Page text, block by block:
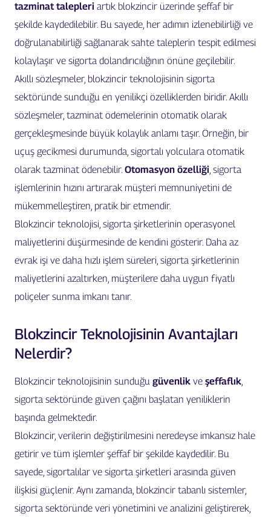
tazminat talepleri artık blokzincir üzerinde şeffaf bir
şekilde kaydedilebilir. Bu sayede, her adımın izlenebilirliği ve
doğrulanabilirliği sağlanarak sahte taleplerin tespit edilmesi
kolaylaşır ve sigorta dolandırıcılığının önüne geçilebilir.
Akıllı sözleşmeler, blokzincir teknolojisinin sigorta
sektöründe sunduğu en yenilikçi özelliklerden biridir. Akıllı
sözleşmeler, tazminat ödemelerinin otomatik olarak
gerçekleşmesinde büyük kolaylık anlamı taşır. Örneğin, bir
uçuş gecikmesi durumunda, sigortalı yolculara otomatik
olarak tazminat ödenebilir. Otomasyon özelliği, sigorta
işlemlerinin hızını artırarak müşteri memnuniyetini de
mükemmelleştiren, pratik bir etmendir.
Blokzincir teknolojisi, sigorta şirketlerinin operasyonel
maliyetlerini düşürmesinde de kendini gösterir. Daha az
evrak işi ve daha hızlı işlem süreleri, sigorta şirketlerinin
maliyetlerini azaltırken, müşterilere daha uygun fiyatlı
poliçeler sunma imkanı tanır.
Blokzincir Teknolojisinin Avantajları
Nelerdir?
Blokzincir teknolojisinin sunduğu güvenlik ve şeffaflık,
sigorta sektöründe güven çağını başlatan yeniliklerin
başında gelmektedir.
Blokzincir, verilerin değiştirilmesini neredeyse imkansız hale
getirir ve tüm işlemler şeffaf bir şekilde kaydedilir. Bu
sayede, sigortalılar ve sigorta şirketleri arasında güven
ilişkisi güçlenir. Aynı zamanda, blokzincir tabanlı sistemler,
sigorta sektöründe veri yönetimini ve analizini geliştirerek,